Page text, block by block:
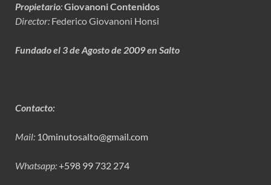
Propietario:Giovanoni Contenidos
Director: Federico Giovanoni Honsi
Fundado el 3 de Agosto de 2009 en Salto
Contacto:
Mail: 10minutosalto@gmail.com
Whatsapp:+598 99 732 274